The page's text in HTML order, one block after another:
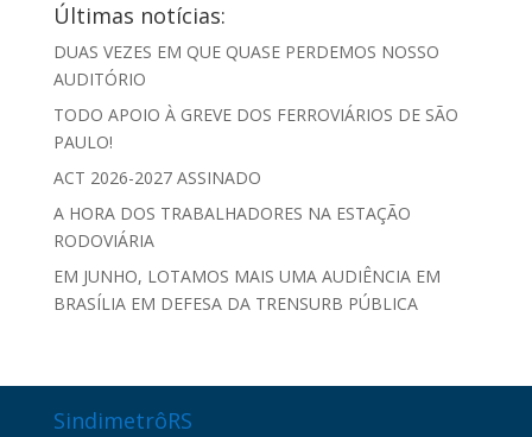
Últimas notícias:
DUAS VEZES EM QUE QUASE PERDEMOS NOSSO
AUDITÓRIO
TODO APOIO À GREVE DOS FERROVIÁRIOS DE SÃO
PAULO!
ACT 2026-2027 ASSINADO
A HORA DOS TRABALHADORES NA ESTAÇÃO
RODOVIÁRIA
EM JUNHO, LOTAMOS MAIS UMA AUDIÊNCIA EM
BRASÍLIA EM DEFESA DA TRENSURB PÚBLICA
SindimetrôRS